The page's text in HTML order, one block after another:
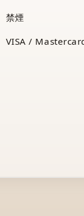
禁煙
VISA /